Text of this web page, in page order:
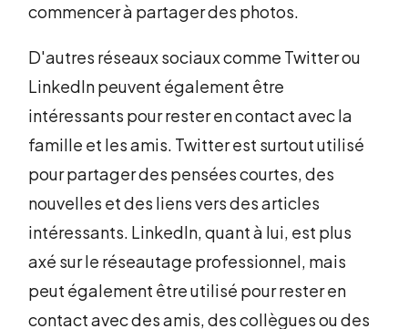
commencer à partager des photos.
D'autres réseaux sociaux comme Twitter ou
LinkedIn peuvent également être
intéressants pour rester en contact avec la
famille et les amis. Twitter est surtout utilisé
pour partager des pensées courtes, des
nouvelles et des liens vers des articles
intéressants. LinkedIn, quant à lui, est plus
axé sur le réseautage professionnel, mais
peut également être utilisé pour rester en
contact avec des amis, des collègues ou des